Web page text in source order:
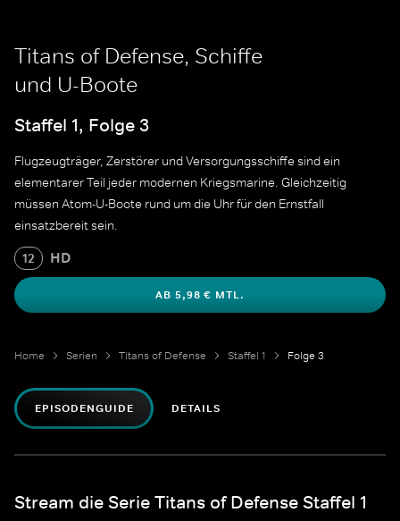
Titans of Defense, Schiffe
und U-Boote
Staffel 1, Folge 3
Flugzeugträger, Zerstörer und Versorgungsschiffe sind ein
elementarer Teil jeder modernen Kriegsmarine. Gleichzeitig
müssen Atom-U-Boote rund um die Uhr für den Ernstfall
einsatzbereit sein.
12 HD
AB 5,98 € MTL.
Home Serien Titans of Defense Staffel 1 Folge 3
EPISODENGUIDE DETAILS
Stream die Serie Titans of Defense Staffel 1